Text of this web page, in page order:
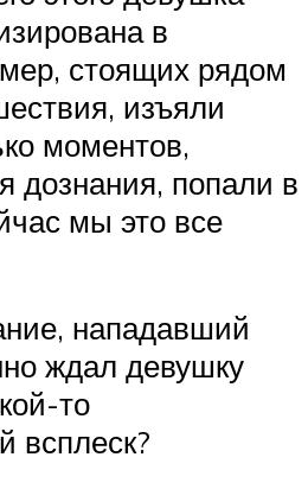
в
стоящих рядом
изъяли
моментов,
дознания, попали в
мы это все
нападавший
ждал девушку
то
всплеск?